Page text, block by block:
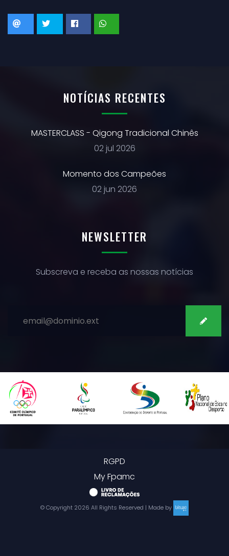
NOTÍCIAS RECENTES
MASTERCLASS - Qigong Tradicional Chinês
02 jul 2026
Momento dos Campeões
02 jun 2026
NEWSLETTER
Subscreva e receba as nossas notícias
RGPD
My Fpamc
© Copyright 2026 All Rights Reserved | Made by